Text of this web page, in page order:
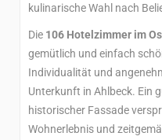
kulinarische Wahl nach
Die 106 Hotelzimmer im
gemütlich und einfach
Individualität und
Unterkunft in Ahlbeck. Ein
historischer Fassade
Wohnerlebnis und